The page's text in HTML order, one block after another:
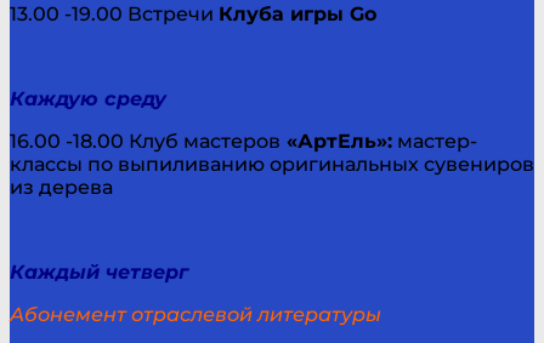
13.00 -19.00 Встречи Клуба игры Go
Каждую среду
16.00 -18.00 Клуб мастеров «АртЕль»: мастер-
классы по выпиливанию оригинальных сувениров
из дерева
Каждый четверг
Абонемент отраслевой литературы